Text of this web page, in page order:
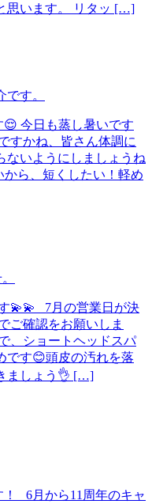
思います。 リタッ […]
す。
今日も蒸し暑いです
すかね、皆さん体調に
ないようにしましょうね
ら、短くしたい！軽め
💫💫 7月の営業日が決
ご確認をお願いしま
、ショートヘッドスパ
です😊頭皮の汚れを落
ましょう👌 […]
6月から11周年のキャ